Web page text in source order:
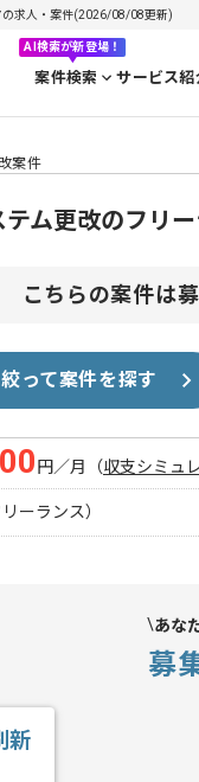
の求人・案件(2026/08/08更新)
AI検索が新登場！
案件検索 サービス紹
案件
テム更改のフリ
こちらの案件は
って案件を探す
円／月 （収支シミュ
ーランス）
あな
募
新